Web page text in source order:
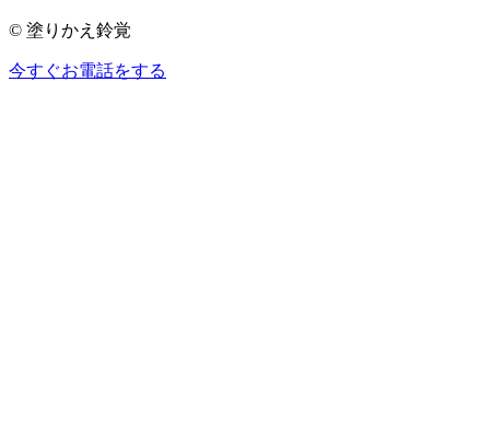
© 塗りかえ鈴覚
今すぐお電話をする